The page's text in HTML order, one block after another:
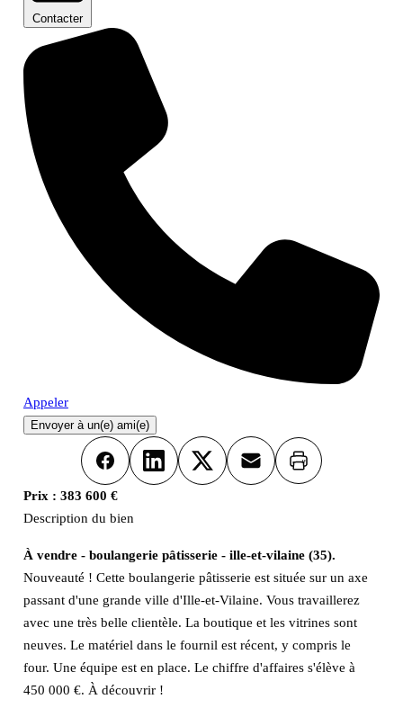
Contacter
Appeler
Envoyer à un(e) ami(e)
FacebookLinkedInX Email Imprimer
Prix : 383 600 €
Description du bien
À vendre - boulangerie pâtisserie - ille-et-vilaine (35).
Nouveauté ! Cette boulangerie pâtisserie est située sur un axe
passant d'une grande ville d'Ille-et-Vilaine. Vous travaillerez
avec une très belle clientèle. La boutique et les vitrines sont
neuves. Le matériel dans le fournil est récent, y compris le
four. Une équipe est en place. Le chiffre d'affaires s'élève à
450 000 €. À découvrir !